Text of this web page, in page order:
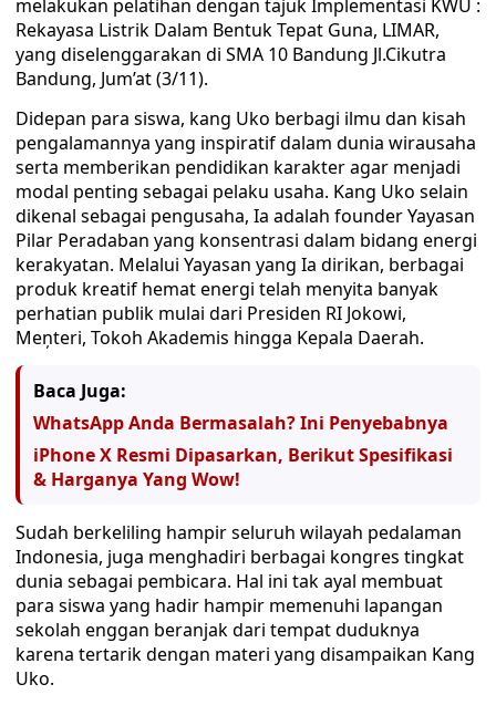
melakukan pelatihan dengan tajuk Implementasi KWU :
Rekayasa Listrik Dalam Bentuk Tepat Guna, LIMAR,
yang diselenggarakan di SMA 10 Bandung Jl.Cikutra
Bandung, Jum’at (3/11).
Didepan para siswa, kang Uko berbagi ilmu dan kisah
pengalamannya yang inspiratif dalam dunia wirausaha
serta memberikan pendidikan karakter agar menjadi
modal penting sebagai pelaku usaha. Kang Uko selain
dikenal sebagai pengusaha, Ia adalah founder Yayasan
Pilar Peradaban yang konsentrasi dalam bidang energi
kerakyatan. Melalui Yayasan yang Ia dirikan, berbagai
produk kreatif hemat energi telah menyita banyak
perhatian publik mulai dari Presiden RI Jokowi,
Meņteri, Tokoh Akademis hingga Kepala Daerah.
Baca Juga:
WhatsApp Anda Bermasalah? Ini Penyebabnya
iPhone X Resmi Dipasarkan, Berikut Spesifikasi
& Harganya Yang Wow!
Sudah berkeliling hampir seluruh wilayah pedalaman
Indonesia, juga menghadiri berbagai kongres tingkat
dunia sebagai pembicara. Hal ini tak ayal membuat
para siswa yang hadir hampir memenuhi lapangan
sekolah enggan beranjak dari tempat duduknya
karena tertarik dengan materi yang disampaikan Kang
Uko.